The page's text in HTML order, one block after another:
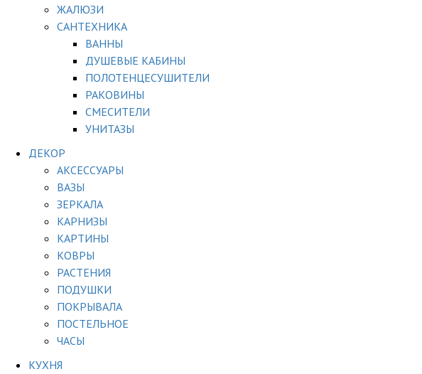
ЖАЛЮЗИ
САНТЕХНИКА
ВАННЫ
ДУШЕВЫЕ КАБИНЫ
ПОЛОТЕНЦЕСУШИТЕЛИ
РАКОВИНЫ
СМЕСИТЕЛИ
УНИТАЗЫ
ДЕКОР
АКСЕССУАРЫ
ВАЗЫ
ЗЕРКАЛА
КАРНИЗЫ
КАРТИНЫ
КОВРЫ
РАСТЕНИЯ
ПОДУШКИ
ПОКРЫВАЛА
ПОСТЕЛЬНОЕ
ЧАСЫ
КУХНЯ